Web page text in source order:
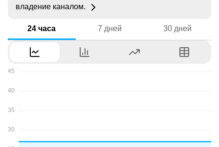
владение каналом.
24 часа 7 дней 30 дней